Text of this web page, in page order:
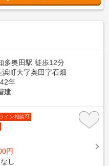
多奥田駅 徒歩12分
町大字奥田字石畑
年
建
イン相談可
円
なし